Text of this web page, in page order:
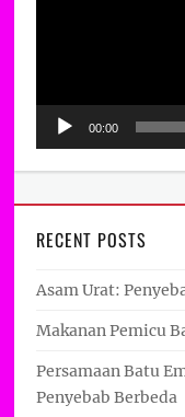
00:00
RECENT POSTS
Asam Urat:
Makanan Pemicu
Persamaan Batu
Penyebab Berbeda